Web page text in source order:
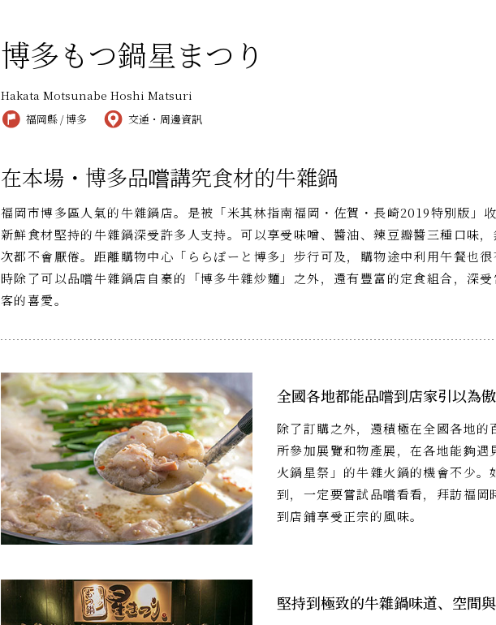
博多もつ鍋星まつり
Hakata Motsunabe Hoshi Matsuri
福岡縣 / 博多 交通・周邊資訊
在本場・博多品嚐講究食材的牛雜鍋
福岡市博多區人氣的牛雜鍋店。是被「米其林指南福岡・佐賀・長崎2019特別版」收
新鮮食材堅持的牛雜鍋深受許多人支持。可以享受味噌、醬油、辣豆瓣醬三種口味
次都不會厭倦。距離購物中心「ららぽーと博多」步行可及，購物途中利用午餐也
時除了可以品嚐牛雜鍋店自豪的「博多牛雜炒麵」之外，還有豐富的定食組合，深
客的喜愛。
全國各地都能品嚐到店家引以為
除了訂購之外，還積極在全國各地的
所參加展覽和物產展，在各地能夠遇
火鍋星祭」的牛雜火鍋的機會不少。
到，一定要嘗試品嚐看看，拜訪福岡
到店鋪享受正宗的風味。
堅持到極致的牛雜鍋味道、空間